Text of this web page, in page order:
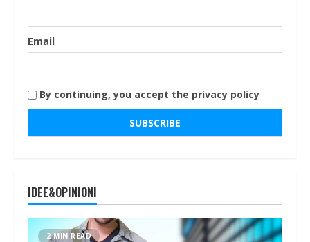
Email
By continuing, you accept the privacy policy
IDEE&OPINIONI
2 MIN READ